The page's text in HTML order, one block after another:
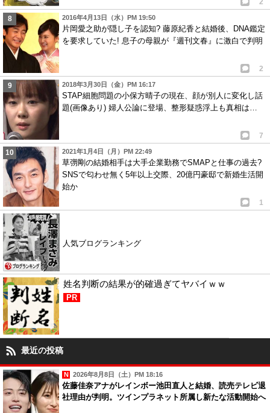
2016年4月13日（水）PM 19:50
片岡愛之助が隠し子を認知? 藤原紀香と結婚後、DNA鑑定
を要求していた! 息子の母親が『週刊文春』に激白で判明
2
2018年3月30日（金）PM 16:17
STAP細胞問題の小保方晴子の現在、顔が別人に変化し話
題(画像あり) 婦人公論に登場、整形疑惑浮上も真相は…
7
2021年1月4日（月）PM 22:49
草彅剛の結婚相手は大手企業勤務でSMAPと仕事の過去?
SNSで匂わせ無く5年以上交際、20億円豪邸で新婚生活開
始か
1
人気ブログランキング
姓名判断の結果が的確過ぎてヤバイｗｗ
PR
最近の投稿
2026年8月8日（土）PM 18:16
佐藤佳奈アナがレインボー池田直人と結婚、読売テレビ退
社理由が判明。ツインプラネット所属し新たな活動開始へ